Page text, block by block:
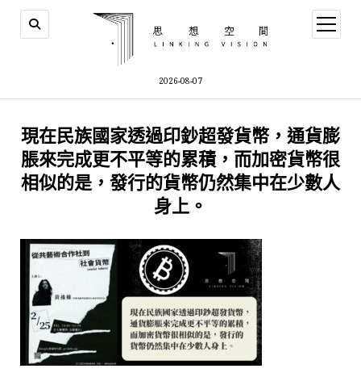
2026-08-07
open
menu
現在民族國家透過印鈔超發貨幣，通貨膨
脹來完成更不平等的累積，而加密貨幣很
相似的是，發行的貨幣仍然集中在少數人
身上。